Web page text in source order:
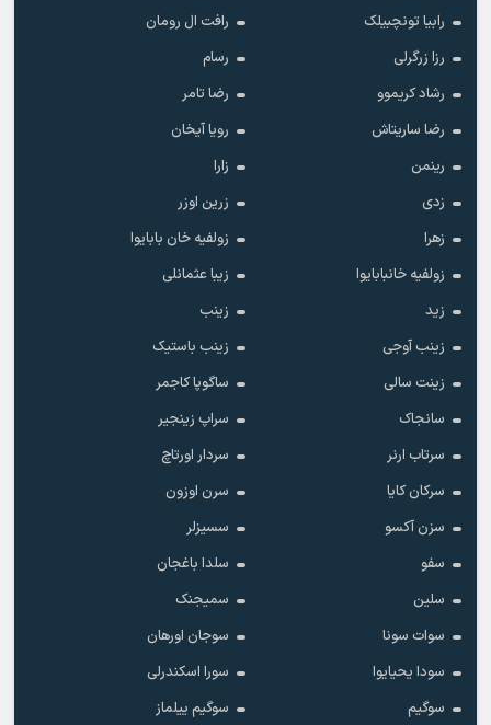
رابیا تونچبیلک
رافت ال رومان
رزا زرگرلی
رسام
رشاد کریموو
رضا تامر
رضا ساریتاش
رویا آیخان
رینمن
زارا
زدی
زرین اوزر
زهرا
زولفیه خان بابایوا
زولفیه خانبابایوا
زیبا عثمانلی
زید
زینب
زینب آوجی
زینب باستیک
زینت سالی
ساگوپا کاجمر
سانجاک
سراپ زینجیر
سرتاب ارنر
سردار اورتاچ
سرکان کایا
سرن اوزون
سزن آکسو
سسیزلر
سفو
سلدا باغجان
سلین
سمیجنک
سوات سونا
سوجان اورهان
سودا یحیایوا
سورا اسکندرلی
سوگیم
سوگیم ییلماز